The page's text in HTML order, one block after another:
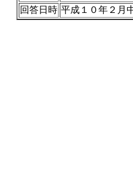
回答日時 平成１０年２月